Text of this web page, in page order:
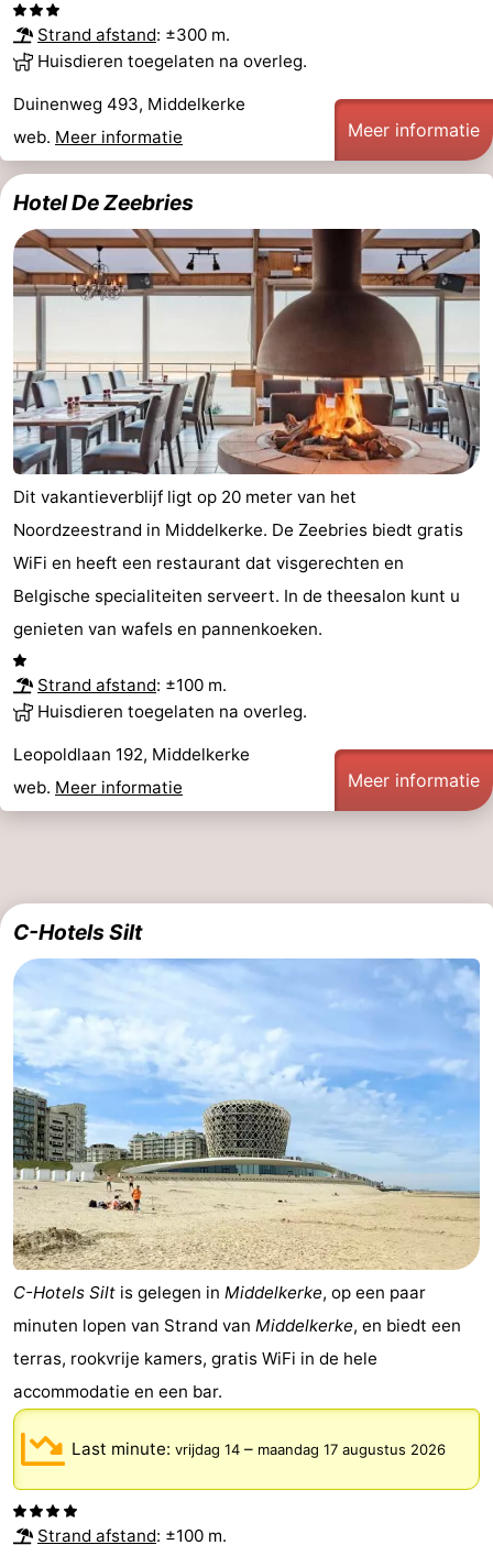
Monumenten
-
Kerken
-
Uitkijkpunten
-
Speeltuinen
-
Bowlen
-
Minigolfbanen
Wellness
centra
Dorpen
Steden
Sporten
Zwembaden
-
Fietsen
-
Wandelen
-
Paardrijden
-
Surfen
Eten
en
drinken
Evenementen
Praktisch
Forum
Route
-
Parkeren
-
Kusttram
Reisboekenwinkel
Medische
adressen
Regio
West-
Vlaanderen
-
Strand afstand: ±300 m.
Huisdieren toegelaten na overleg.
Duinenweg 493, Middelkerke
web. Meer informatie Meer informatie
Hotel De Zeebries
Dit vakantieverblijf ligt op 20 meter van het
Noordzeestrand in Middelkerke. De Zeebries biedt gratis
WiFi en heeft een restaurant dat visgerechten en
Belgische specialiteiten serveert. In de theesalon kunt u
genieten van wafels en pannenkoeken.
Strand afstand: ±100 m.
Huisdieren toegelaten na overleg.
Leopoldlaan 192, Middelkerke
web. Meer informatie Meer informatie
C-Hotels Silt
C-Hotels Silt is gelegen in Middelkerke, op een paar
minuten lopen van Strand van Middelkerke, en biedt een
terras, rookvrije kamers, gratis WiFi in de hele
accommodatie en een bar.
Last minute: vrijdag 14 – maandag 17 augustus 2026
Strand afstand: ±100 m.